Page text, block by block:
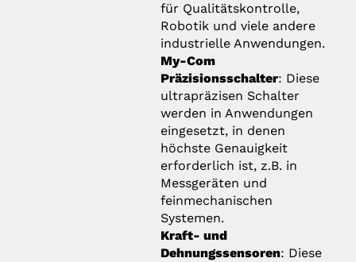
für Qualitätskontrolle,
Robotik und viele andere
industrielle Anwendungen.
My-Com
Präzisionsschalter: Diese
ultrapräzisen Schalter
werden in Anwendungen
eingesetzt, in denen
höchste Genauigkeit
erforderlich ist, z.B. in
Messgeräten und
feinmechanischen
Systemen.
Kraft- und
Dehnungssensoren: Diese